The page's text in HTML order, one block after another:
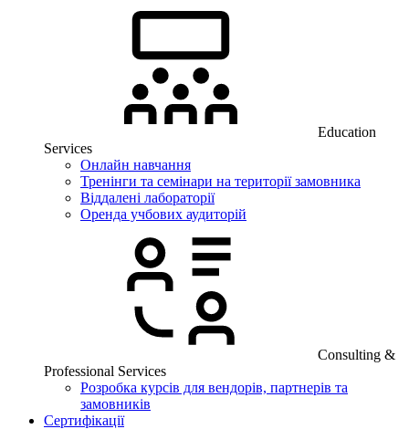
Education
Services
Онлайн навчання
Тренінги та семінари на території замовника
Віддалені лабораторії
Оренда учбових аудиторій
Consulting &
Professional Services
Розробка курсів для вендорів, партнерів та
замовників
Сертифікації